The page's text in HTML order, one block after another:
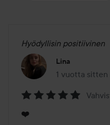
Hyödyllisin positiivinen
Lina
1 vuotta sitten
Viesti luotiin 1
5
❤️